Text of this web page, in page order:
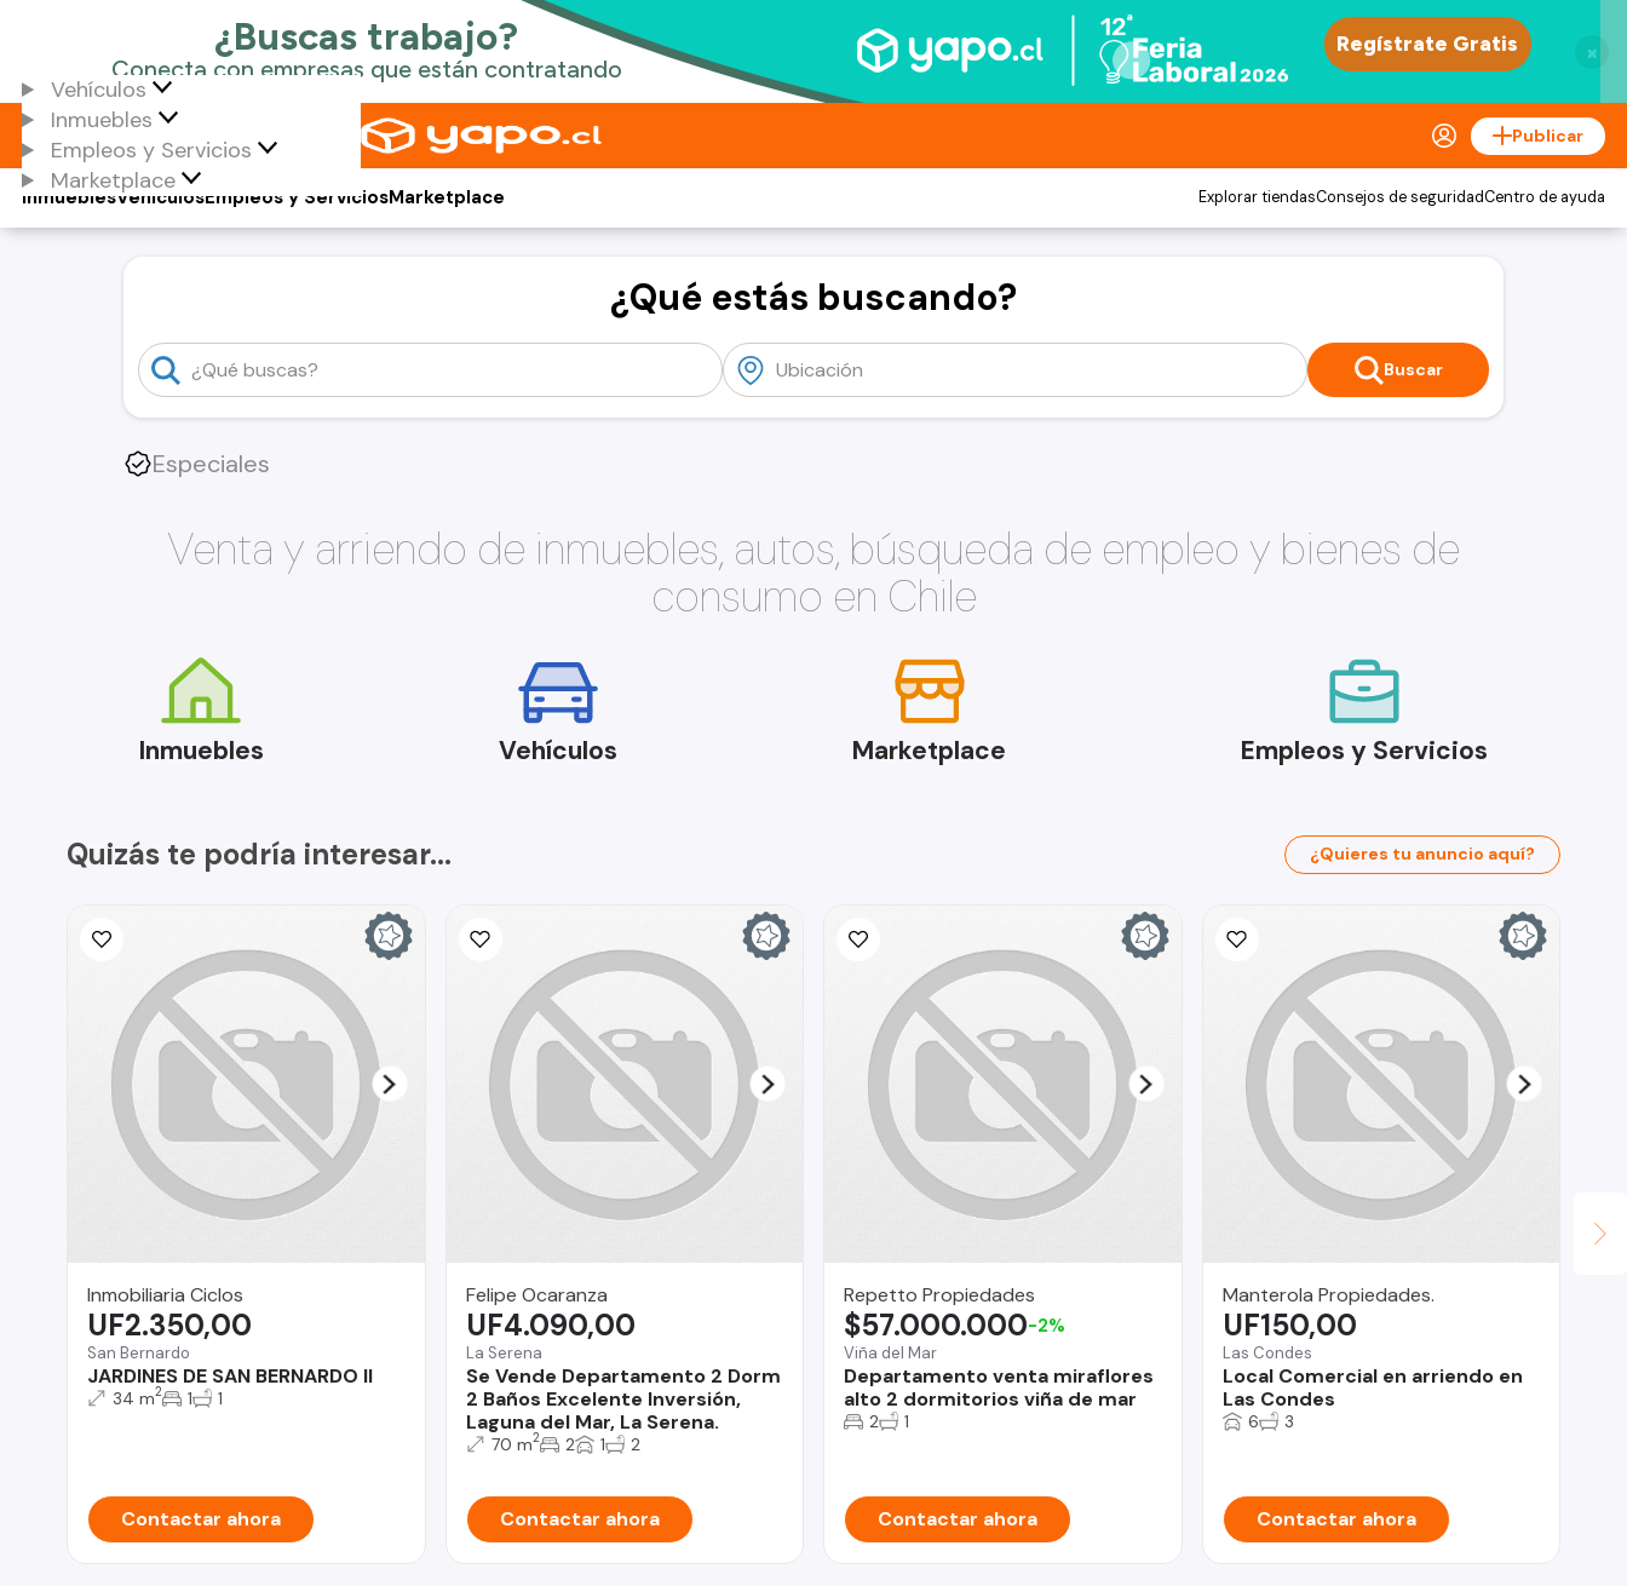
×
Vehículos
Inmuebles
Empleos y Servicios
Marketplace
Publicar
Vehículos
Inmuebles Empleos y ServiciosMarketplace Explorar tiendasConsejos de seguridadCentro de ayuda
¿Qué estás buscando?
Buscar
Especiales
Venta y arriendo de inmuebles, autos, búsqueda de empleo y bienes de
consumo en Chile
Inmuebles Vehículos Marketplace Empleos y Servicios
Quizás te podría interesar... ¿Quieres tu anuncio aquí?
Inmobiliaria Ciclos
San Bernardo
JARDINES DE SAN BERNARDO II
UF2.350,00
34 m2 1 1
Contactar ahora
Felipe Ocaranza
La Serena
Se Vende Departamento 2 Dorm
2 Baños Excelente Inversión,
Laguna del Mar, La Serena.
UF4.090,00
70 m2 2 1 2
Contactar ahora
Repetto Propiedades
Viña del Mar
Departamento venta miraflores
alto 2 dormitorios viña de mar
$57.000.000-2%
2 1
Contactar ahora
Manterola Propiedades.
Las Condes
Local Comercial en arriendo en
Las Condes
UF150,00
6 3
Contactar ahora